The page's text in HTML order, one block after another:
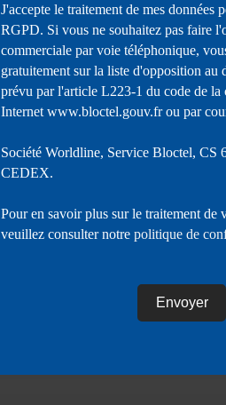
J'accepte le traitement de mes données
RGPD. Si vous ne souhaitez pas faire
commerciale par voie téléphonique,
gratuitement sur la liste d'opposition au
prévu par l'article L223-1 du code de la
Internet www.bloctel.gouv.fr ou par
Société Worldline, Service Bloctel, CS
CEDEX.
Pour en savoir plus sur le traitement de
veuillez consulter notre politique de
Envoyer